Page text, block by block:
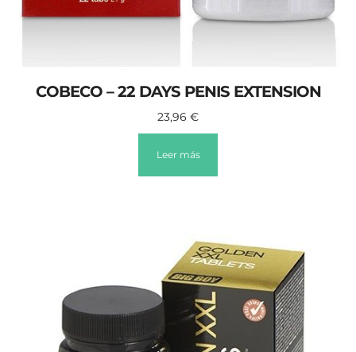
COBECO – 22 DAYS PENIS EXTENSION
23,96 €
Leer más